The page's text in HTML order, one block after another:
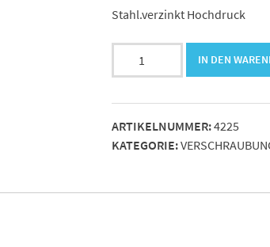
Stahl.verzinkt Hochdruck
9/16
-
9/16"
IN DEN
ARTIKELNUMMER:4225
KATEGORIE: